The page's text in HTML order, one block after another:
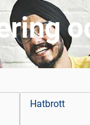
Hatbrott